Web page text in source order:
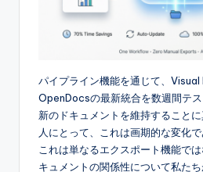
パイプライン機能を通じて、
OpenDocsの最新統合を数週間テ
新のドキュメントを維持すること
人にとって、これは画期的な変化で
これは単なるエクスポート機能で
キュメントの関係性について私た